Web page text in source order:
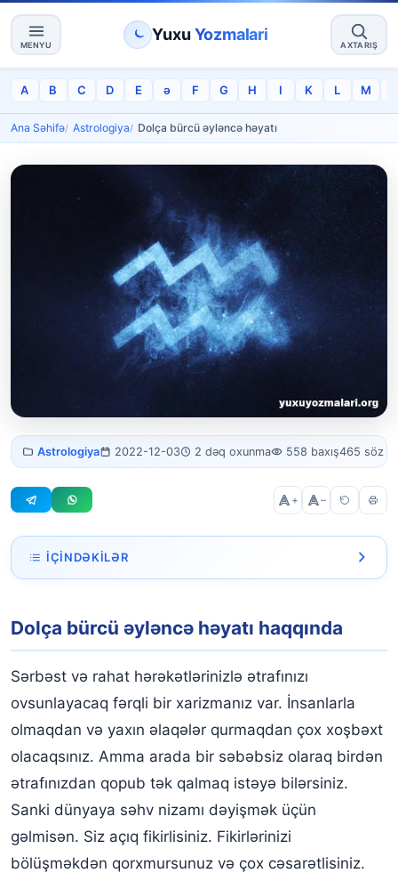
MENYU
Yuxu Yozmalari
AXTARIŞ
A B C D E ə F G H I K L M
Ana Səhifə Astrologiya Dolça bürcü əyləncə həyatı
Dolça bürcü əyləncə
həyatı
Astrologiya 2022-12-03 2 dəq oxunma 558 baxış465 söz
+ –
İÇINDƏKILƏR
Dolça bürcü əyləncə həyatı haqqında
Sərbəst və rahat hərəkətlərinizlə ətrafınızı
ovsunlayacaq fərqli bir xarizmanız var. İnsanlarla
olmaqdan və yaxın əlaqələr qurmaqdan çox xoşbəxt
olacaqsınız. Amma arada bir səbəbsiz olaraq birdən
ətrafınızdan qopub tək qalmaq istəyə bilərsiniz.
Sanki dünyaya səhv nizamı dəyişmək üçün
gəlmisən. Siz açıq fikirlisiniz. Fikirlərinizi
bölüşməkdən qorxmursunuz və çox cəsarətlisiniz.